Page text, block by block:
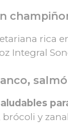
rica
Integral
y